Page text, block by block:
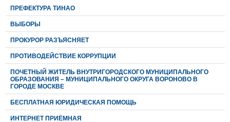
ПРЕФЕКТУРА ТИНАО
ВЫБОРЫ
ПРОКУРОР РАЗЪЯСНЯЕТ
ПРОТИВОДЕЙСТВИЕ КОРРУПЦИИ
ПОЧЕТНЫЙ ЖИТЕЛЬ ВНУТРИГОРОДСКОГО МУНИЦИПАЛЬНОГО
ОБРАЗОВАНИЯ – МУНИЦИПАЛЬНОГО ОКРУГА ВОРОНОВО В
ГОРОДЕ МОСКВЕ
БЕСПЛАТНАЯ ЮРИДИЧЕСКАЯ ПОМОЩЬ
ИНТЕРНЕТ ПРИЁМНАЯ